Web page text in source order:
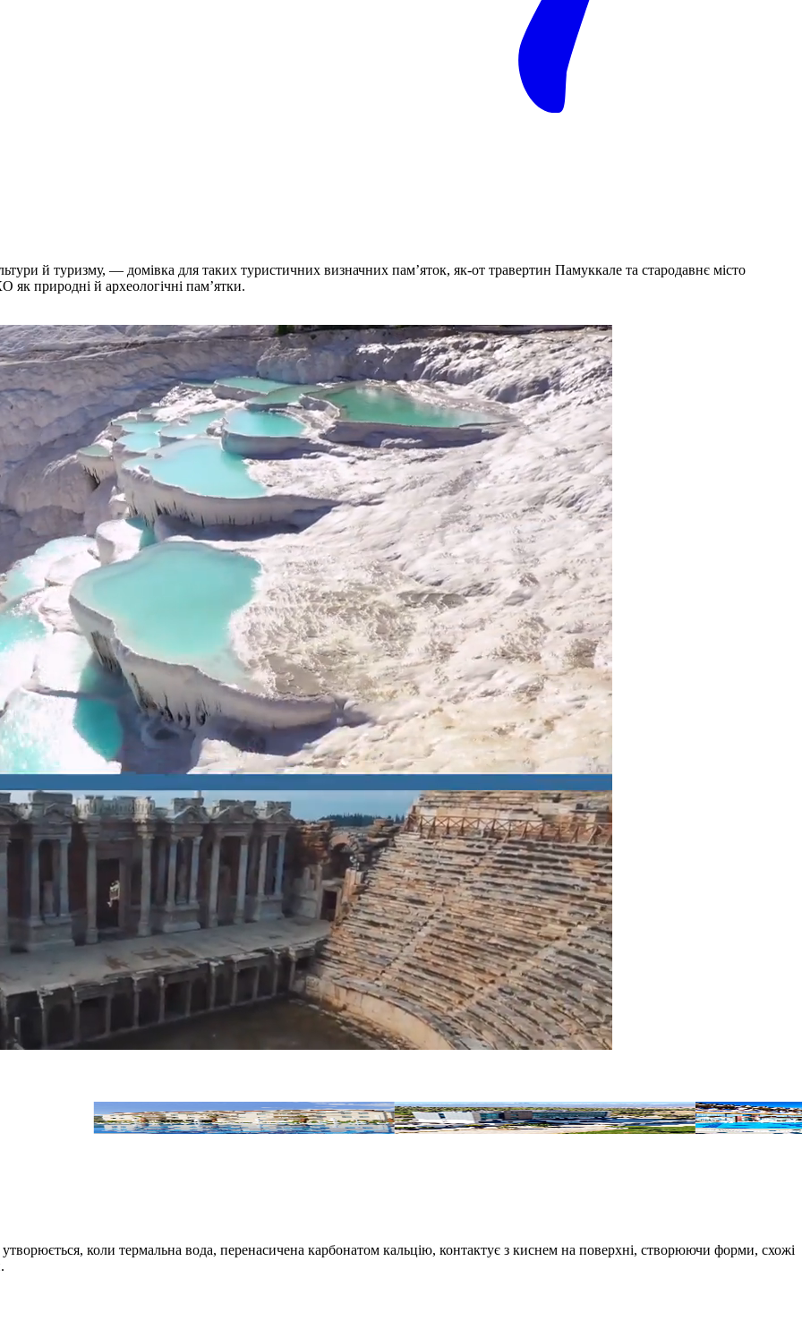
й туризму, — домівка для таких туристичних визначних пам’яток, як-от травертин Памуккале та стародавнє місто
природні й археологічні пам’ятки.
Adempira Termal Spa Hotel
Dedeman Park Denizli Hierapark
коли термальна вода, перенасичена карбонатом кальцію, контактує з киснем на поверхні, створюючи форми, схожі